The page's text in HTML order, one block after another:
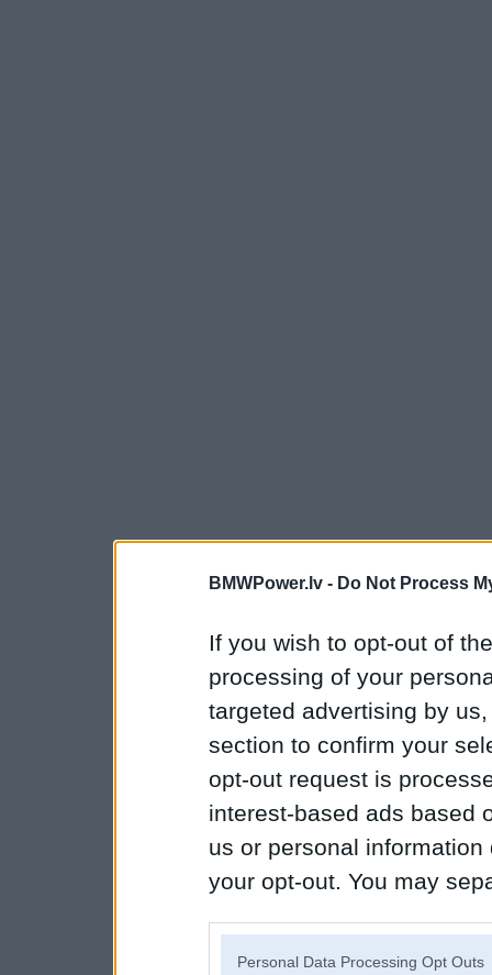
BMWPower.lv - Do Not Process
If you wish to opt-out of
processing of your
targeted advertising by
section to confirm your
opt-out request is
interest-based ads based
us or personal
your opt-out. You may
Personal Data Processing Opt Outs